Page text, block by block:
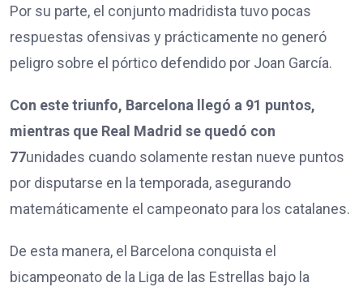
Por su parte, el conjunto madridista tuvo pocas
respuestas ofensivas y prácticamente no generó
peligro sobre el pórtico defendido por Joan García.
Con este triunfo, Barcelona llegó a 91 puntos,
mientras que Real Madrid se quedó con
77unidades cuando solamente restan nueve puntos
por disputarse en la temporada, asegurando
matemáticamente el campeonato para los catalanes.
De esta manera, el Barcelona conquista el
bicampeonato de la Liga de las Estrellas bajo la